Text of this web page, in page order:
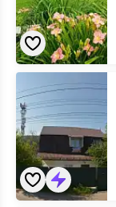
«Start»
хостел
лучшие